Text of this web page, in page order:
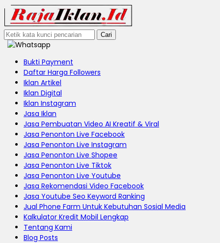
Cari
Bukti Payment
Daftar Harga Followers
Iklan Artikel
Iklan Digital
Iklan Instagram
Jasa Iklan
Jasa Pembuatan Video AI Kreatif & Viral
Jasa Penonton Live Facebook
Jasa Penonton Live Instagram
Jasa Penonton Live Shopee
Jasa Penonton Live Tiktok
Jasa Penonton Live Youtube
Jasa Rekomendasi Video Facebook
Jasa Youtube Seo Keyword Ranking
Jual Phone Farm Untuk Kebutuhan Sosial Media
Kalkulator Kredit Mobil Lengkap
Tentang Kami
Blog Posts